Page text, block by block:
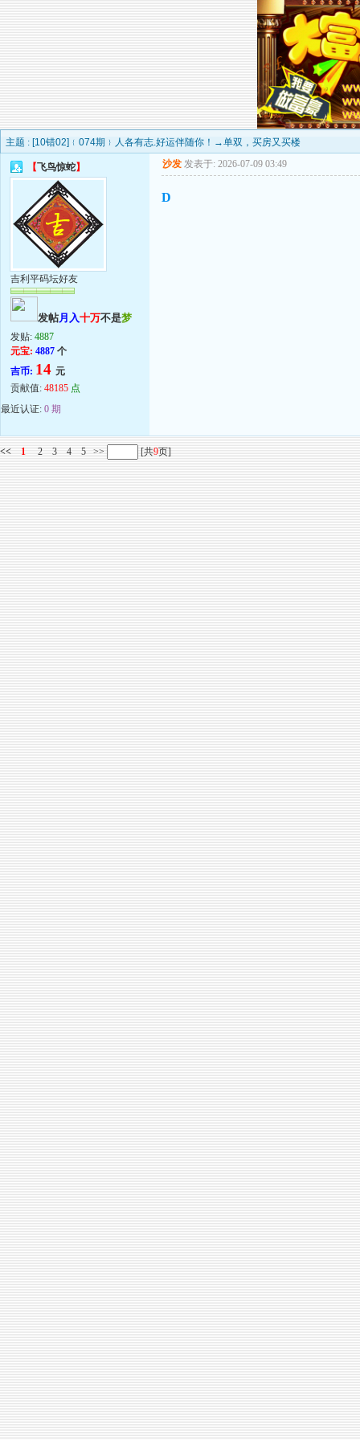
主题 : [10错02]﹛074期﹜人各有志.好运伴随你！→单双，买房又买楼
【飞鸟惊蛇】
吉利平码坛好友
发帖月入十万不是梦
发贴: 4887
元宝: 4887 个
吉币: 14 元
贡献值: 48185 点
最近认证: 0 期
沙发 发表于: 2026-07-09 03:49
D
<< 1 2 3 4 5 >> [共9页]